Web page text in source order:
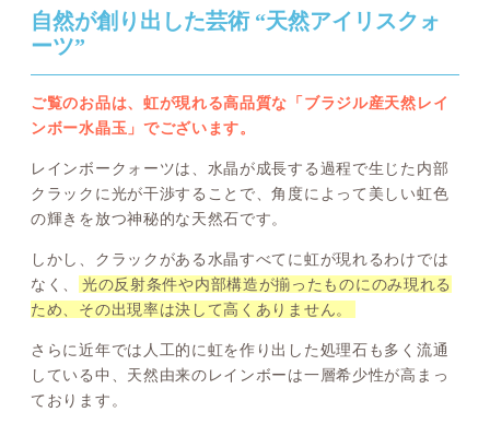
自然が創り出した芸術 “天然アイリスクォ
ーツ”
ご覧のお品は、虹が現れる高品質な「ブラジル産天然レイ
ンボー水晶玉」でございます。
レインボークォーツは、水晶が成長する過程で生じた内部
クラックに光が干渉することで、角度によって美しい虹色
の輝きを放つ神秘的な天然石です。
しかし、クラックがある水晶すべてに虹が現れるわけでは
なく、
光の反射条件や内部構造が揃ったものにのみ現れる
ため、その出現率は決して高くありません。
さらに近年では人工的に虹を作り出した処理石も多く流通
している中、天然由来のレインボーは一層希少性が高まっ
ております。